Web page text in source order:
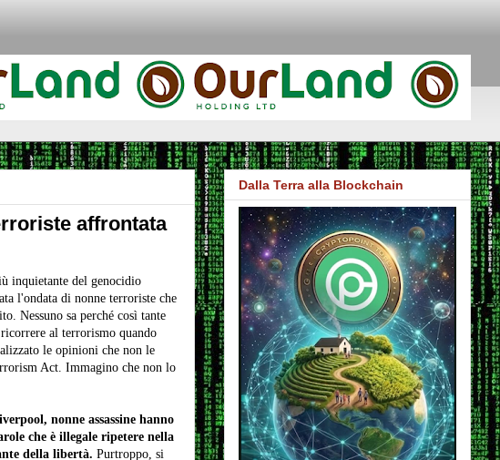
affrontata
inquietante del genocidio
l'ondata di nonne terroriste che
Nessuno sa perché così tante
al terrorismo quando
le opinioni che non le
Act. Immagino che non lo
nonne assassine hanno
che è illegale ripetere nella
della libertà. Purtroppo, si
Dalla Terra alla Blockchain